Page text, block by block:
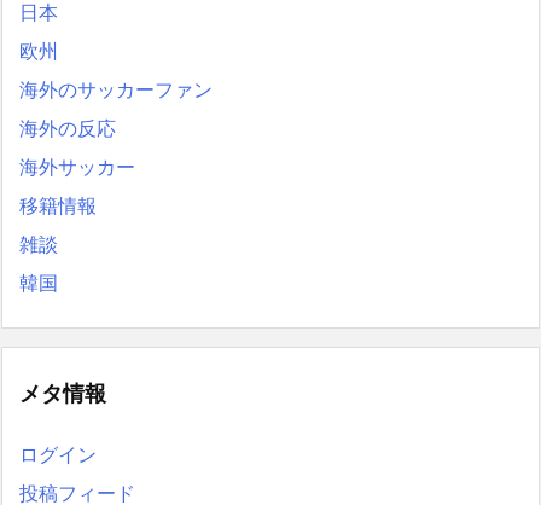
日本
欧州
海外のサッカーファン
海外の反応
海外サッカー
移籍情報
雑談
韓国
メタ情報
ログイン
投稿フィード